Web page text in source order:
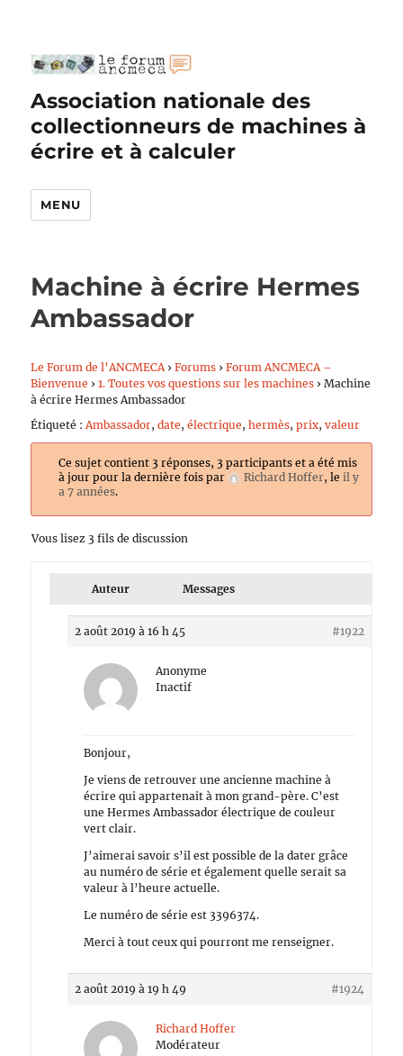
Association nationale des
collectionneurs de machines à
écrire et à calculer
MENU
Machine à écrire Hermes
Ambassador
Le Forum de l’ANCMECA › Forums › Forum ANCMECA –
Bienvenue › 1. Toutes vos questions sur les machines › Machine
à écrire Hermes Ambassador
Étiqueté :Ambassador,date,électrique,hermès,prix,valeur
Ce sujet contient 3 réponses, 3 participants et a été mis
à jour pour la dernière fois par
Richard Hoffer, le il y
a 7 années.
Vous lisez 3 fils de discussion
Auteur Messages
2 août 2019 à 16 h 45 #1922
Anonyme
Inactif
Bonjour,
Je viens de retrouver une ancienne machine à
écrire qui appartenait à mon grand-père. C’est
une Hermes Ambassador électrique de couleur
vert clair.
J’aimerai savoir s’il est possible de la dater grâce
au numéro de série et également quelle serait sa
valeur à l’heure actuelle.
Le numéro de série est 3396374.
Merci à tout ceux qui pourront me renseigner.
2 août 2019 à 19 h 49 #1924
Richard Hoffer
Modérateur